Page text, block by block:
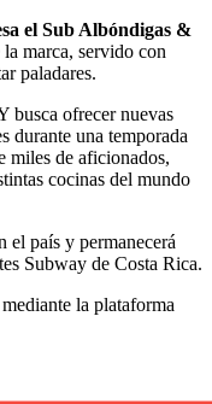
el Sub Albóndigas &
la marca, servido con
paladares.
busca ofrecer nuevas
durante una temporada
miles de aficionados,
cocinas del mundo
el país y permanecerá
Subway de Costa Rica.
la plataforma